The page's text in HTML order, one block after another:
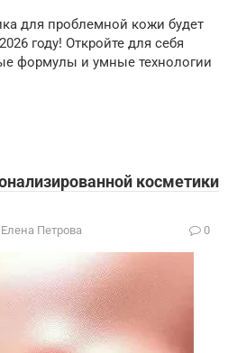
для проблемной кожи будет
году! Откройте для себя
формулы и умные технологии
косметики
Елена Петрова 0